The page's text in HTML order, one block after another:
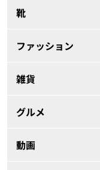
靴
ファッション
雑貨
グルメ
動画